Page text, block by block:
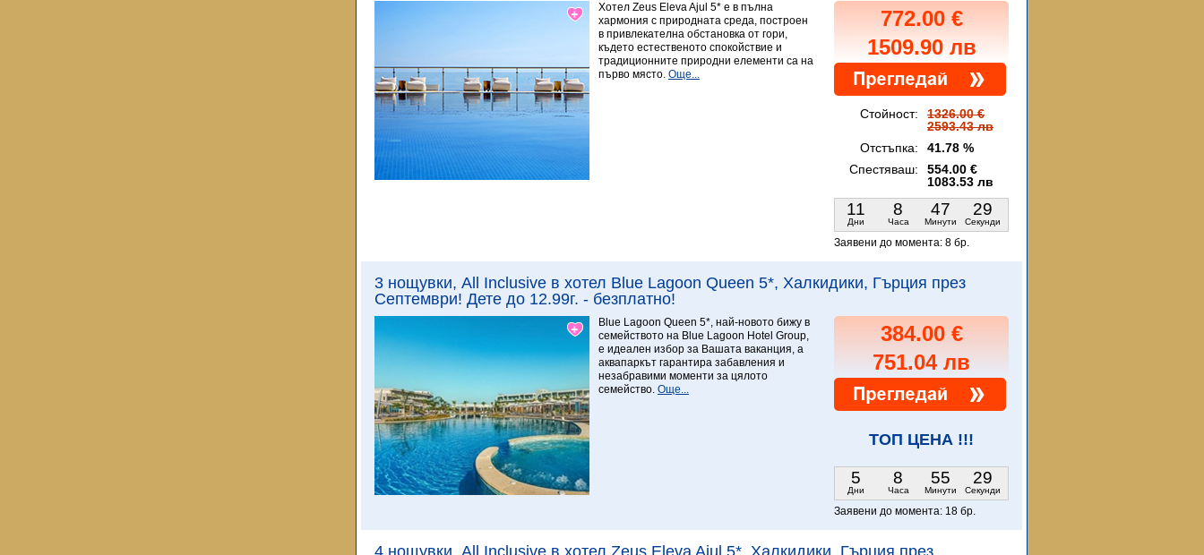
9.29 Изключителен
Хотел Zeus Eleva Ajul 5* е в пълна
хармония с природната среда, построен
в привлекателна обстановка от гори,
където естественото спокойствие и
традиционните природни елементи са на
първо място. Още...
772.00 €
1509.90 лв
Стойност:
1326.00 €
2593.43 лв
Отстъпка:
41.78 %
Спестяваш:
554.00 €
1083.53 лв
11
Дни
8
Часа
47
Минути
27
Секунди
Заявени до момента: 8 бр.
3 нощувки, All Inclusive в хотел Blue Lagoon Queen 5*, Халкидики, Гърция през
Септември! Дете до 12.99г. - безплатно!
Виж повече
Blue Lagoon Queen 5*, най-новото бижу в
семейството на Blue Lagoon Hotel Group,
е идеален избор за Вашата ваканция, а
аквапаркът гарантира забавления и
незабравими моменти за цялото
семейство. Още...
384.00 €
751.04 лв
ТОП ЦЕНА !!!
5
Дни
8
Часа
55
Минути
27
Секунди
Заявени до момента: 18 бр.
4 нощувки, All Inclusive в хотел Zeus Eleva Ajul 5*, Халкидики, Гърция през